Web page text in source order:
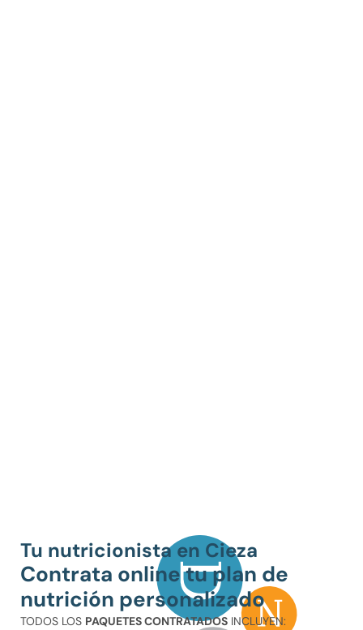
Tu nutricionista en Cieza
Contrata online tu plan de
nutrición personalizado
TODOS LOS PAQUETES CONTRATADOS INCLUYEN: